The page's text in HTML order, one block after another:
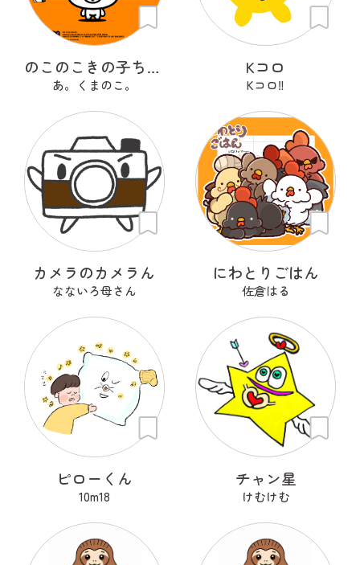
のこのこきの子ちゃん
あ。くまのこ。
Kコロ
Kコロ‼︎
カメラのカメラん
なないろ母さん
にわとりごはん
佐倉はる
ピローくん
10m18
チャン星
けむけむ